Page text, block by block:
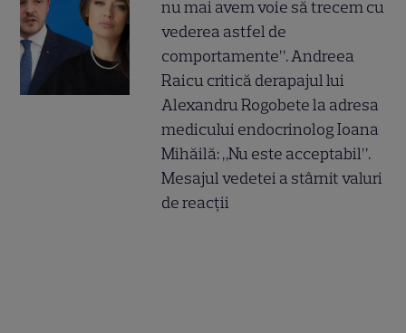
nu mai avem voie să trecem cu
vederea astfel de
comportamente”. Andreea
Raicu critică derapajul lui
Alexandru Rogobete la adresa
medicului endocrinolog Ioana
Mihăilă: „Nu este acceptabil”.
Mesajul vedetei a stârnit valuri
de reacții